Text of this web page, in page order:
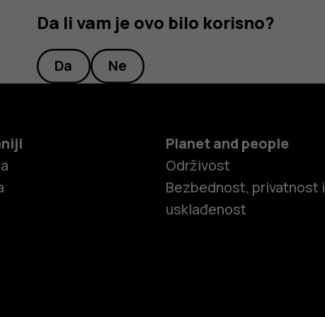
Da li vam je ovo bilo korisno?
Da Ne
Planet and people
Održivost
Bezbednost, privatnost i
usklađenost